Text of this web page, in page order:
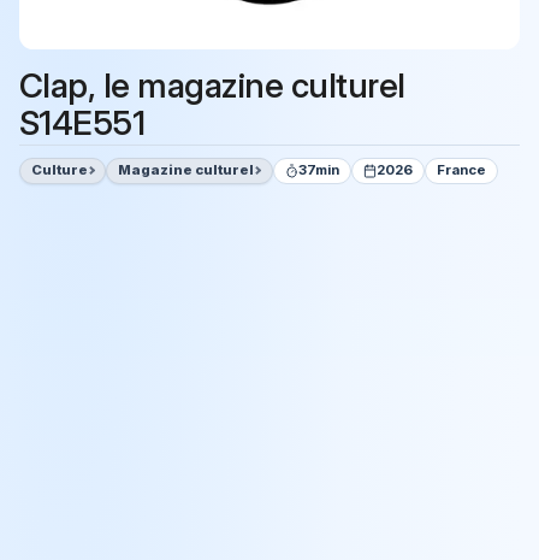
Clap, le magazine culturel
S14E551
Culture Magazine culturel 37min 2026 France